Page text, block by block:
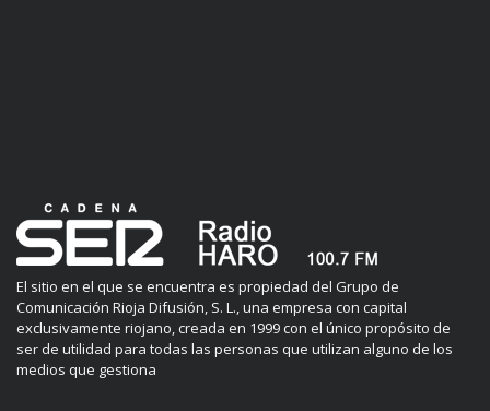
El sitio en el que se encuentra es propiedad del Grupo de
Comunicación Rioja Difusión, S. L., una empresa con capital
exclusivamente riojano, creada en 1999 con el único propósito de
ser de utilidad para todas las personas que utilizan alguno de los
medios que gestiona